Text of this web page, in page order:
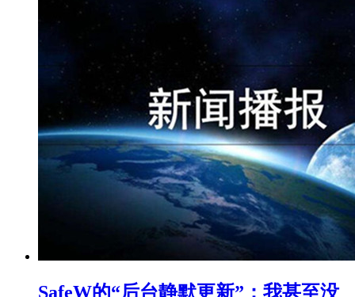
SafeW的“后台静默更新”：我甚至没